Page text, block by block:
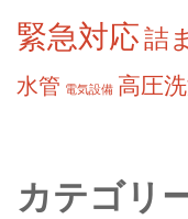
緊急対応詰
水管 電気設備 高圧
カテゴリ